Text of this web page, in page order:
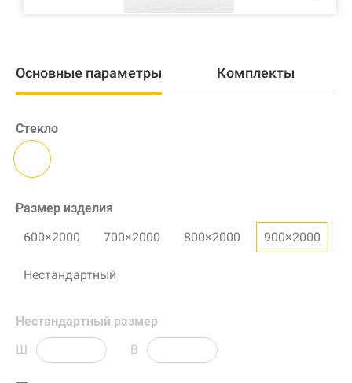
Основные параметры Комплекты
Стекло
Размер изделия
600×2000
700×2000 800×2000 900×2000
Нестандартный
Нестандартный размер
Ш
В